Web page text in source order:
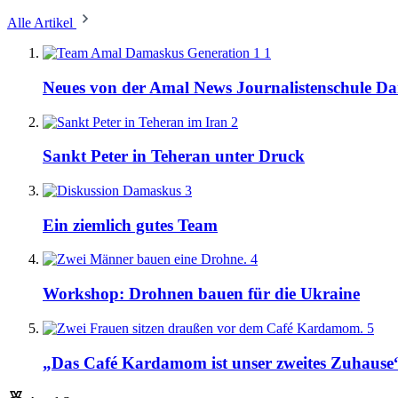
Alle Artikel
1
Neues von der Amal News Journalistenschule
2
Sankt Peter in Teheran unter Druck
3
Ein ziemlich gutes Team
4
Workshop: Drohnen bauen für die Ukraine
5
„Das Café Kardamom ist unser zweites